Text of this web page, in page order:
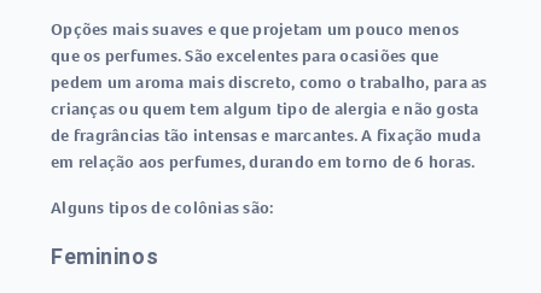
Opções mais suaves e que projetam um pouco menos
que os perfumes. São excelentes para ocasiões que
pedem um aroma mais discreto, como o trabalho, para as
crianças ou quem tem algum tipo de alergia e não gosta
de fragrâncias tão intensas e marcantes. A fixação muda
em relação aos perfumes, durando em torno de 6 horas.
Alguns tipos de colônias são:
Femininos